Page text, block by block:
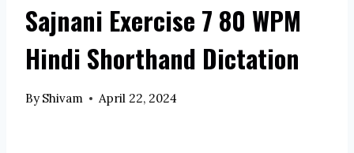
Sajnani Exercise 7 80 WPM
Hindi Shorthand Dictation
By Shivam April 22, 2024